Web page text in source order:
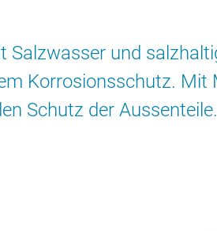
Salzwasser und
Korrosionsschutz. Mit
Schutz der Aussenteile.